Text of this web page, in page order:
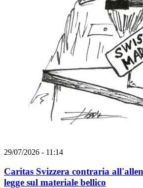
29/07/2026 - 11:14
Caritas Svizzera contraria
legge sul materiale bellico